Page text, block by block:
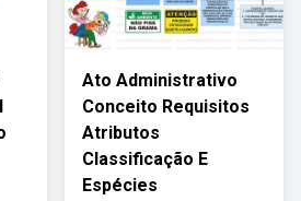
Ato Administrativo
Conceito Requisitos
Atributos
Classificação E
Espécies